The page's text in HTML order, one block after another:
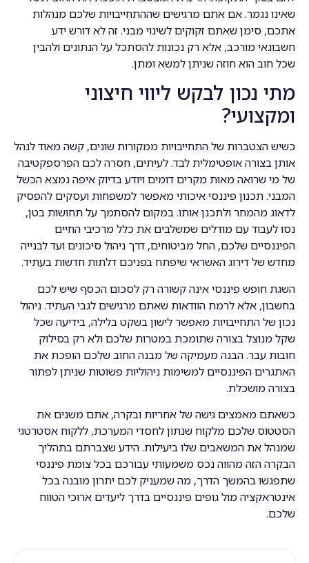
שאינו נגמר. אם אתם מרגישים שההתחייבויות שלכם מנהלות
אתכם, סימן שאתם זקוקים לשינוי מבני. זה לא דורש ידע
חשבונאי מורכב, אלא רק נכונות להסתכל על הנתונים ולהבין
שכל חוב הוא חוזה שניתן למשא ומתן.
מתי נכון לבקש ליווי חיצוני
ומקצועי?
כשיש הצטברות של התחייבויות ממקורות שונים, קשה מאוד לנהל
אותן בצורה אופטימלית לבד. לעיתים, חסרה לכם הפרספקטיבה
של מי שרואה מאות מקרים דומים ויודע בדיוק איפה נמצא הכשל
המבני. תכנון פיננסי איכותי מאפשר למשפחות ועסקים להפסיק
לדאוג מהמחר ולתכנן אותו. במקום להסתמך על תחושות בטן,
נסו לעבוד עם מודלים שמשלבים את כלל מרכיבי החיים
הפיננסיים שלכם, החל מביטוחים, דרך ניהול סיכונים ועד לבנייה
מחדש של דירוג האשראי שיפתח בפניכם דלתות חדשות בעתיד.
השגת חופש פיננסי אינה קשורה רק לסכום הכסף שיש לכם
בחשבון, אלא לרמת הוודאות שאתם מרגישים לגבי העתיד. ניהול
נכון של התחייבויות מאפשר לישון בשקט בלילה, בידיעה שכל
שקל מנוצל בצורה שתומכת במטרות שלכם ולא רק בסילוק
חובות עבר. הבנה מעמיקה של מבנה החוב שלכם הופכת את
האתגרים הפיננסיים למשימות ניהוליות פשוטות שניתן לפתור
בצורה מושכלת.
כשאתם מאמצים גישה של אחריות ובקרה, אתם משנים את
הסטטוס שלכם מלקוח שנתון לחסדי המערכת, ללקוח אסטרטגי
שמנהל את המשאבים שלו ביעילות. הידע שצברתם בתהליך
הבקרה הזה מהווה נכס משמעותי עבורכם בכל צומת פיננסי
שתפגשו בהמשך הדרך, מה שמעניק לכם יתרון מובנה בכל
אינטראקציה מול גופים פיננסיים בדרך ליעדים ארוכי הטווח
שלכם.